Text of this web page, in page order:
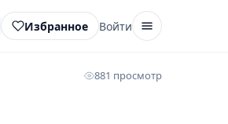
Избранное Войти
881 просмотр